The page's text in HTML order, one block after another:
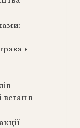
в
веганів